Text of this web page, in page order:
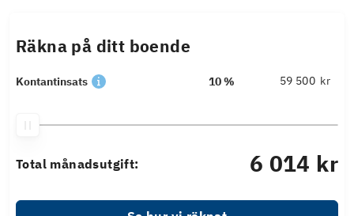
Räkna på ditt boende
Kontantinsats 10 % kr
Total månadsutgift: 6 014 kr